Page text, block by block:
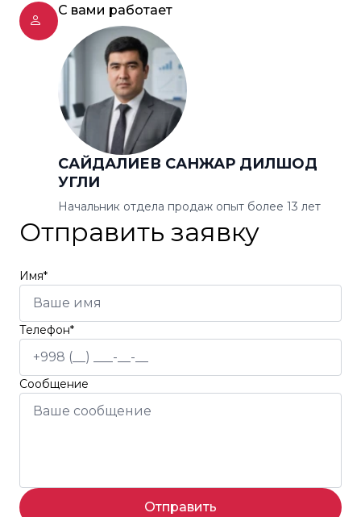
С вами работает
САЙДАЛИЕВ САНЖАР ДИЛШОД
УГЛИ
Начальник отдела продаж опыт более 13 лет
Отправить заявку
Имя*
Телефон*
Сообщение
Отправить